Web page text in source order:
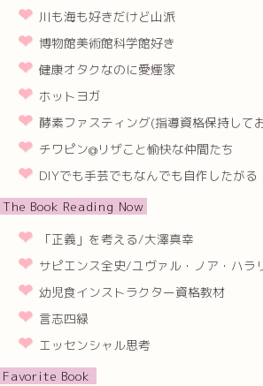
川も海も好きだけど山派
博物館美術館科学館好き
健康オタクなのに愛煙家
ホットヨガ
酵素ファスティング(指導資格保持して
チワピン@リザこと愉快な仲間たち
DIYでも手芸でもなんでも自作したがる
The Book Reading Now
「正義」を考える/大澤真幸
サピエンス全史/ユヴァル・ノア・ハラ
幼児食インストラクター資格教材
言志四緑
エッセンシャル思考
Favorite Book